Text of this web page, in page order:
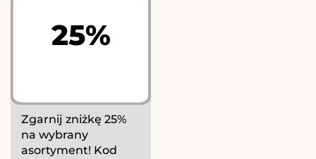
25%
Zgarnij zniżkę 25%
na wybrany
asortyment! Kod